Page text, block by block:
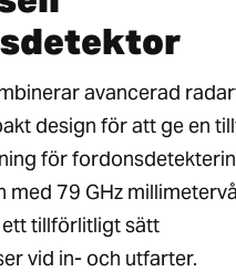
avancerad
design för att ge en
för
med 79 GHz
tillförlitligt sätt
vid in- och utfarter.